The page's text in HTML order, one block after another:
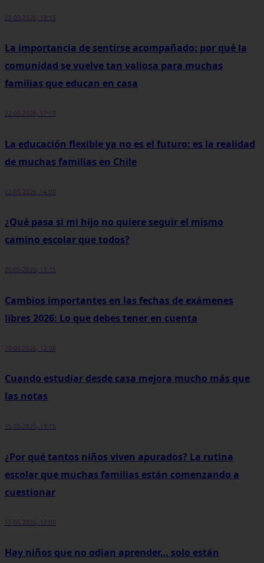
22-05-2026, 19:15
La importancia de sentirse acompañado: por qué la
comunidad se vuelve tan valiosa para muchas
familias que educan en casa
22-05-2026, 17:10
La educación flexible ya no es el futuro: es la realidad
de muchas familias en Chile
22-05-2026, 14:00
¿Qué pasa si mi hijo no quiere seguir el mismo
camino escolar que todos?
20-05-2026, 15:15
Cambios importantes en las fechas de exámenes
libres 2026: Lo que debes tener en cuenta
20-05-2026, 12:00
Cuando estudiar desde casa mejora mucho más que
las notas
15-05-2026, 19:15
¿Por qué tantos niños viven apurados? La rutina
escolar que muchas familias están comenzando a
cuestionar
15-05-2026, 17:00
Hay niños que no odian aprender… solo están